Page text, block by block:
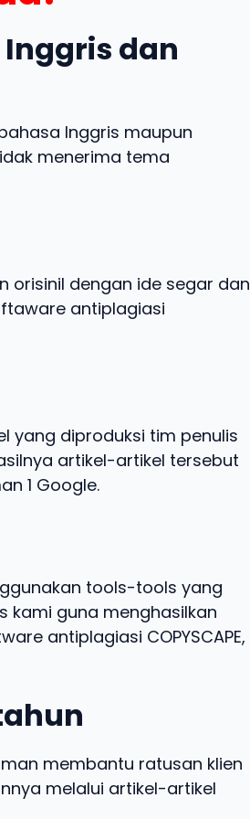
dan
Inggris maupun
menerima tema
orisinil dengan ide segar dan
antiplagiasi
yang diproduksi tim penulis
artikel-artikel tersebut
1 Google.
tools-tools yang
kami guna menghasilkan
antiplagiasi COPYSCAPE,
membantu ratusan klien
melalui artikel-artikel